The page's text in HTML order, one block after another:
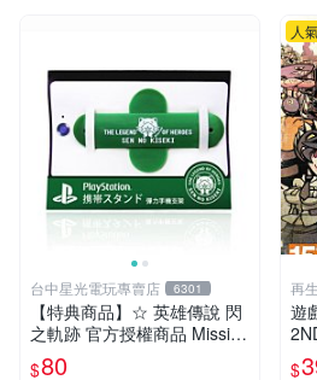
台中星光電玩專賣店 6301
【特典商品】☆ 英雄傳說 閃
之軌跡 官方授權商品 Missi限
定 彈力手機支架 ☆全新品
$80
人
再
遊
$